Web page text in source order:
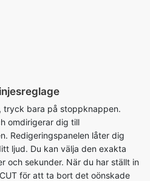
tryck bara på stoppknappen.
omdirigerar dig till
Redigeringspanelen låter dig
ljud. Du kan välja den exakta
och sekunder. När du har ställt in
för att ta bort det oönskade